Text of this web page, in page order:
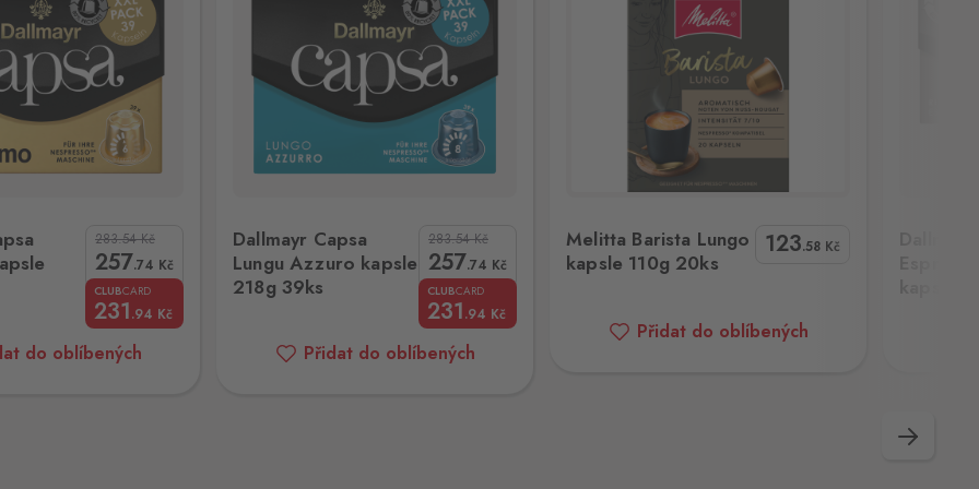
8 ks
6 ks
5 ks
283.54Kč
257.74 Kč
CLUBCARD
231.94 Kč
do oblíbených
Dallmayr Capsa
Lungu Azzuro kapsle
218g 39ks
283.54Kč
257.74 Kč
CLUBCARD
231.94 Kč
Přidat do oblíbených
Melitta Barista Lungo
kapsle 110g 20ks
123.58 Kč
Přidat do oblíbených